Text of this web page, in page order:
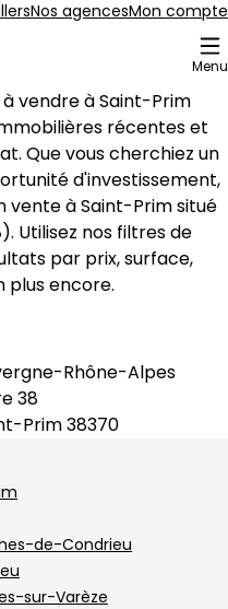
Nos agencesMon compte
Menu
Prim (38370)
Condrieu
Saint-Clair-
vendre à Saint-Prim
récentes et
Que vous cherchiez un
d'investissement,
vente à Saint-Prim situé
). Utilisez nos filtres de
par prix, surface,
plus encore.
Rhône-Alpes
38
Prim 38370
de-Condrieu
sur-Varèze